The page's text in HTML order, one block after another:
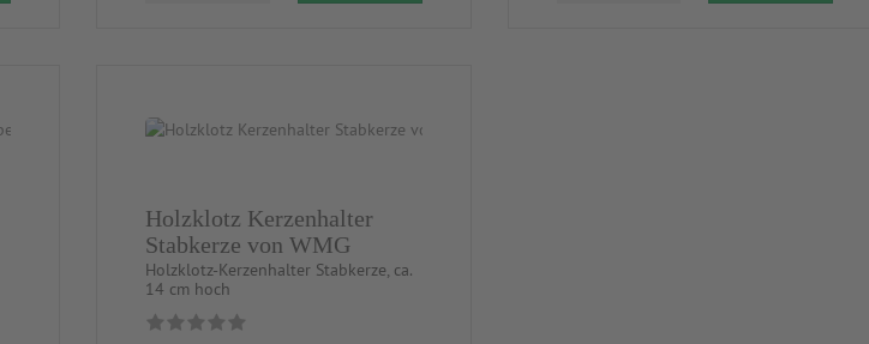
Holzklotz Kerzenhalter
Stabkerze von WMG
Holzklotz-Kerzenhalter Stabkerze, ca.
14 cm hoch